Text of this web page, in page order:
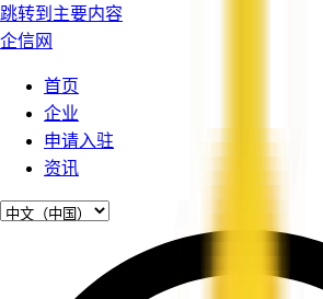
跳转到主要内容
企信网
首页
企业
申请入驻
资讯